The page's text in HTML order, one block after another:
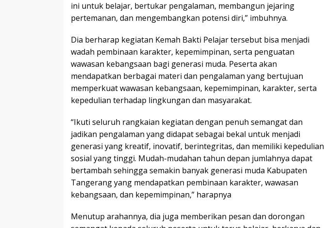
ini untuk belajar, bertukar pengalaman, membangun jejaring
pertemanan, dan mengembangkan potensi diri,” imbuhnya.
Dia berharap kegiatan Kemah Bakti Pelajar tersebut bisa menjadi
wadah pembinaan karakter, kepemimpinan, serta penguatan
wawasan kebangsaan bagi generasi muda. Peserta akan
mendapatkan berbagai materi dan pengalaman yang bertujuan
memperkuat wawasan kebangsaan, kepemimpinan, karakter, serta
kepedulian terhadap lingkungan dan masyarakat.
“Ikuti seluruh rangkaian kegiatan dengan penuh semangat dan
jadikan pengalaman yang didapat sebagai bekal untuk menjadi
generasi yang kreatif, inovatif, berintegritas, dan memiliki kepedulian
sosial yang tinggi. Mudah-mudahan tahun depan jumlahnya dapat
bertambah sehingga semakin banyak generasi muda Kabupaten
Tangerang yang mendapatkan pembinaan karakter, wawasan
kebangsaan, dan kepemimpinan,” harapnya
Menutup arahannya, dia juga memberikan pesan dan dorongan